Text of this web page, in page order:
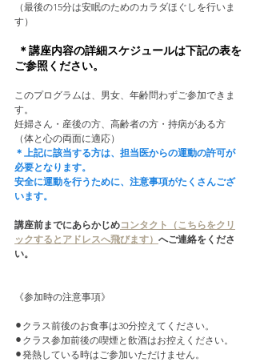
（最後の15分は安眠のためのカラダほぐしを行いま
す）
＊講座内容の詳細スケジュールは下記の表を
ご参照ください。
このプログラムは、男女、年齢問わずご参加できま
す。
妊婦さん・産後の方、高齢者の方・持病がある方
（体と心の両面に適応）
＊上記に該当する方は、担当医からの運動の許可が
必要となります。
安全に運動を行うために、注意事項がたくさんござ
います。
講座前までにあらかじめコンタクト（こちらをクリ
ックするとアドレスへ飛びます） へご連絡をくださ
い。
《参加時の注意事項》
⚫︎クラス前後のお食事は30分控えてください。
⚫︎クラス参加前後の喫煙と飲酒はお控えください。
⚫︎発熱している時はご参加いただけません。